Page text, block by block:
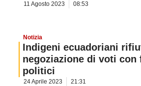
11 Agosto 2023 08:53
Notizia
Indigeni ecuadoriani
negoziazione di voti con
politici
24 Aprile 2023 21:31